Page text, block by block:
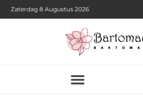
Zaterdag 8 Augustus 2026